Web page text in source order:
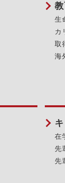
生
カ
取
海
在
先
先